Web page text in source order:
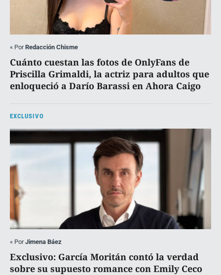
« PorRedacción Chisme
Cuánto cuestan las fotos de OnlyFans de
Priscilla Grimaldi, la actriz para adultos que
enloqueció a Darío Barassi en Ahora Caigo
EXCLUSIVO
« PorJimena Báez
Exclusivo: García Moritán contó la verdad
sobre su supuesto romance con Emily Ceco